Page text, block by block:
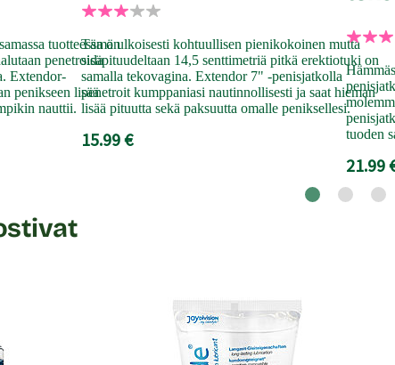
tuotteessa on
penetroida
Extendor-
penikseen lisää
nauttii.
Tämä ulkoisesti kohtuullisen pienikokoinen mutta
sisäpituudeltaan 14,5 senttimetriä pitkä erektiotuki on
samalla tekovagina. Extendor 7" -penisjatkolla
penetroit kumppaniasi nautinnollisesti ja saat hieman
lisää pituutta sekä paksuutta omalle peniksellesi.
15.99 €
tuoden
21.99